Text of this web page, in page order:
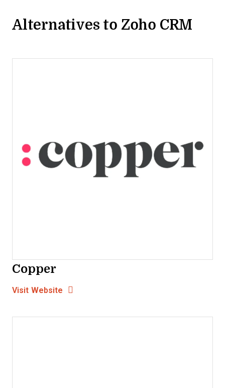
Alternatives to Zoho CRM
Copper
Visit Website Opens New Window